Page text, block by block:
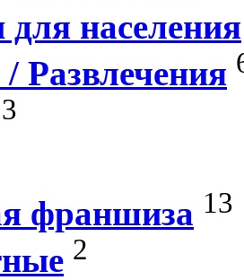
для населения
Развлечения
3
франшиза 13
2